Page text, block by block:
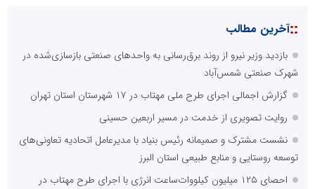
::آخرین مطالب
بازدید وزیر نیرو از روند برق‌رسانی به واحدهای صنعتی بازسازی‌شده در
شهرک صنعتی شمس‌آباد
گزارش اجمالی اجرای طرح ملی مهتاب در ۱۷ شهرستان استان تهران
روایت تصویری از خدمت در مسیر اربعین حسینی
نشست مشترک و صمیمانه رئیس بنیاد با مدیرعامل اتحادیه تعاونی‌های
توسعه روستایی و منابع طبیعی استان البرز
احصای ۱۲۵ میلیون کیلووات‌ساعت انرژی با اجرای طرح مهتاب در